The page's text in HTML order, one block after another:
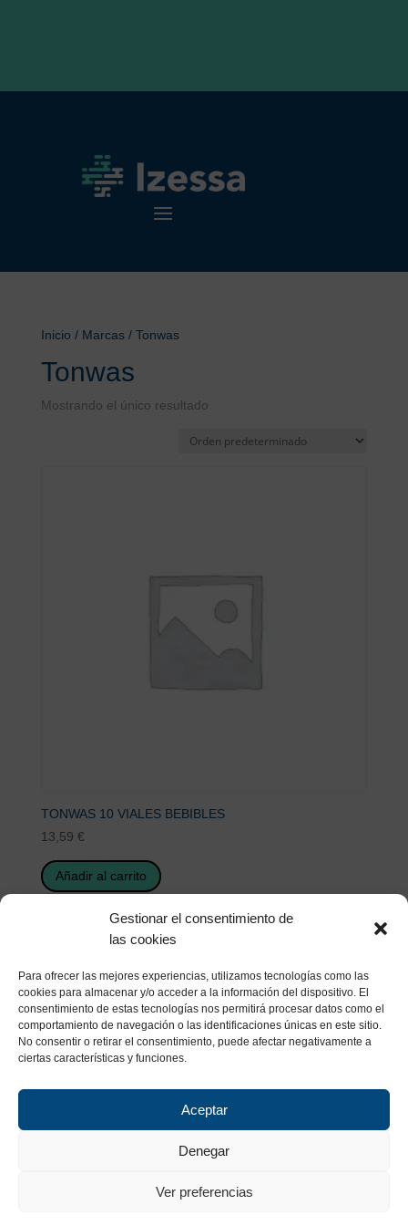
Gestionar el consentimiento de
las cookies
Para ofrecer las mejores experiencias, utilizamos tecnologías como las
cookies para almacenar y/o acceder a la información del dispositivo. El
consentimiento de estas tecnologías nos permitirá procesar datos como el
comportamiento de navegación o las identificaciones únicas en este sitio.
No consentir o retirar el consentimiento, puede afectar negativamente a
ciertas características y funciones.
Aceptar
Denegar
Ver preferencias
Inicio / Marcas / Tonwas
Tonwas
Mostrando el único resultado
TONWAS 10 VIALES BEBIBLES
13,59 €
Añadir al carrito